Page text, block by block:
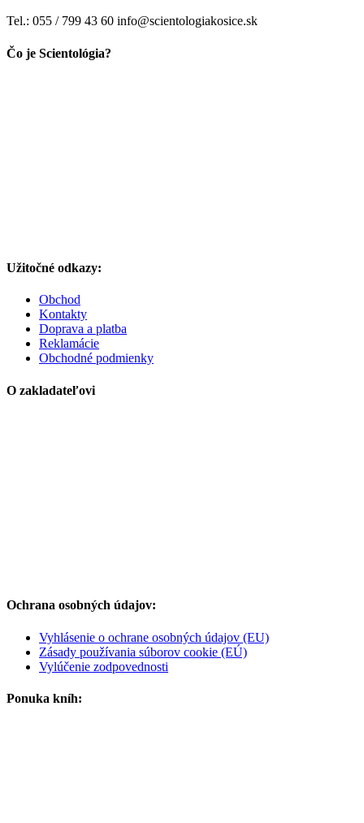
Tel.: 055 / 799 43 60 info@scientologiakosice.sk
Čo je Scientológia?
Užitočné odkazy:
Obchod
Kontakty
Doprava a platba
Reklamácie
Obchodné podmienky
O zakladateľovi
Ochrana osobných údajov:
Vyhlásenie o ochrane osobných údajov (EU)
Zásady používania súborov cookie (EÚ)
Vylúčenie zodpovednosti
Ponuka kníh: